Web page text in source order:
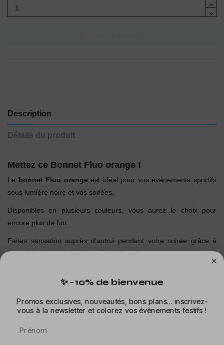
Description
Détails du produit
Mettez ce Bonnet Fluo orange !
Le bonnet Fluo orangeest idéal pour vos événements sportifs
sous lumière noire et vos soirées.
Disponibles en plusieurs couleurs, vous aurez le choix pour
encore plus de fun.
Faites sensation auprès d'autrui pendant votre soirée grâce à
votre look avec cebonnet taille unique !
Dans la même catégorie
✨ -10% de bienvenue
Promos exclusives, nouveautés, bons plans... inscrivez-
vous à la newsletter et colorez vos évènements festifs !